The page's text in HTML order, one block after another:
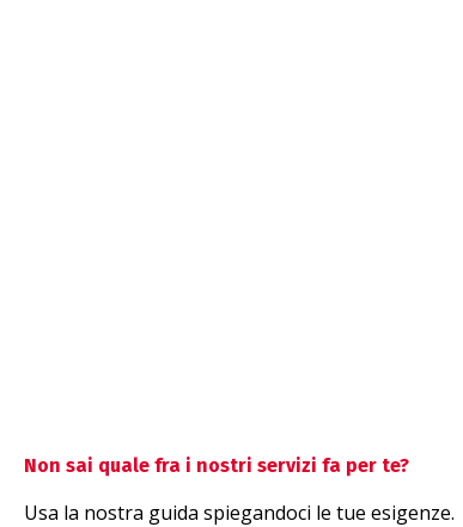
Non sai quale fra i nostri servizi fa per te?
Usa la nostra guida spiegandoci le tue esigenze.